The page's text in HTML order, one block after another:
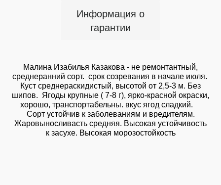
Информация о
гарантии
Малина Изабилья Казакова - не ремонтантный,
среднеранний сорт. срок созревания в начале июля.
Куст среднераскидистый, высотой от 2,5-3 м. Без
шипов. Ягоды крупные ( 7-8 г), ярко-красной окраски,
хорошо, транспортабельны. вкус ягод сладкий.
Сорт устойчив к заболеваниям и вредителям.
Жаровыносливасть средняя. Высокая устойчивость
к засухе. Высокая морозостойкость